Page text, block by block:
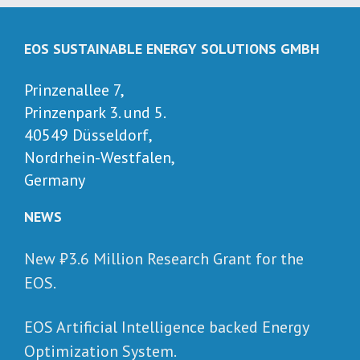
EOS SUSTAINABLE ENERGY SOLUTIONS GMBH
Prinzenallee 7,
Prinzenpark 3. und 5.
40549 Düsseldorf,
Nordrhein-Westfalen,
Germany
NEWS
New ₺‎3.6 Million Research Grant for the
EOS.
EOS Artificial Intelligence backed Energy
Optimization System.